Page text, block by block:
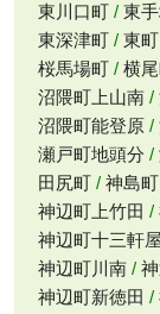
東川口町
東
東深津町
東町
桜馬場町
横
沼隈町上山南
沼隈町能登原
瀬戸町地頭分
田尻町
神島町
神辺町上竹田
神辺町十三軒屋
神辺町川南
神辺町新徳田